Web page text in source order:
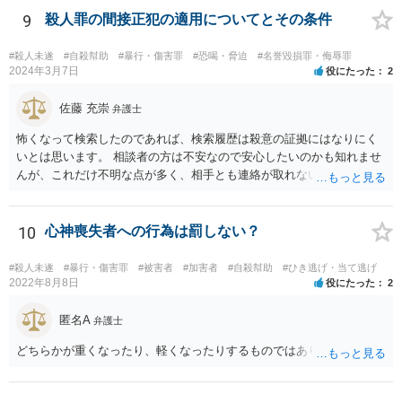
には最低でも３０万円以上の弁護士費用は必要になってくるかと思い
ます。ゲームではなく弁護士に課金しても、さほど面白くないのでは
ないですか。 逆に費用の点からして、加害者が訴訟を考えているとか
の話も、かなりの高確率でマユツバかなと思います。ゲーム内の結婚
し、うっかり「ﾀﾋね」とか書き込むと、自殺教唆罪が成立する可能性
がありますので気をつけてください。無視と運営への通報が現実的な
対応でしょう。
9 殺人罪の間接正犯の適用についてとその条件
#殺人未遂 #自殺幇助 #暴行・傷害罪 #恐喝・脅迫 #名誉毀損罪・侮辱罪
2024年3月7日 役にたった 2
佐藤 充崇 弁護士
怖くなって検索したのであれば、検索履歴は殺意の証拠にはなりにく
いとは思います。 相談者の方は不安なので安心したいのかも知れませ
んが、これだけ不明な点が多く、相手とも連絡が取れないとなると、
しますが・・・ それでもどうしても気になるようなら、弁護士に予約
取って相談すべきです。 正直、今後こういうことをしないよう気を付
けて、あとは警察が来たり民事訴訟の訴状等が家に届いたらその時考
えるしかないように思います。
10 心神喪失者への行為は罰しない？
#殺人未遂 #暴行・傷害罪 #被害者 #加害者 #自殺幇助 #ひき逃げ・当て逃げ
2022年8月8日 役にたった 2
匿名A 弁護士
どちらかが重くなったり、軽くなったりするものではありません。